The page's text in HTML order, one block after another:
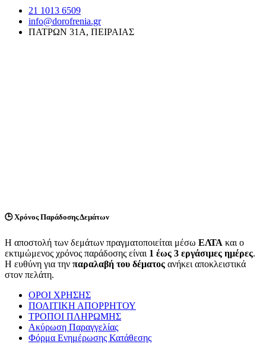
21 1013 6509
info@dorofrenia.gr
ΠΑΤΡΩΝ 31Α, ΠΕΙΡΑΙΑΣ
🕒Χρόνος Παράδοσης Δεμάτων
Η αποστολή των δεμάτων πραγματοποιείται μέσω ΕΛΤΑ και ο
εκτιμώμενος χρόνος παράδοσης είναι 1 έως 3 εργάσιμες ημέρες.
Η ευθύνη για την παραλαβή του δέματος ανήκει αποκλειστικά
στον πελάτη.
ΟΡΟΙ ΧΡΗΣΗΣ
ΠΟΛΙΤΙΚΗ ΑΠΟΡΡΗΤΟΥ
ΤΡΟΠΟΙ ΠΛΗΡΩΜΗΣ
Ακύρωση Παραγγελίας
Φόρμα Ενημέρωσης Κατάθεσης